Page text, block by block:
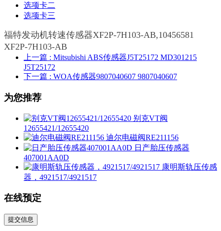
选项卡二
选项卡三
福特发动机转速传感器XF2P-7H103-AB,10456581
XF2P-7H103-AB
上一篇 : Mitsubishi ABS传感器J5T25172 MD301215
J5T25172
下一篇 : WOA传感器9807040607 9807040607
为您推荐
别克VT阀
12655421/12655420
迪尔电磁阀RE211156
日产胎压传感器
407001AA0D
康明斯轨压传感
器，4921517/4921517
在线预定
提交信息